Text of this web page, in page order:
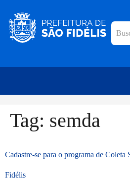
Tag: semda
Cadastre-se para o programa de
Fidélis